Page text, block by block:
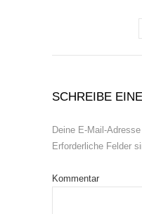
SCHREIBE
Deine E-Mail-
Erforderliche Felder
Kommentar